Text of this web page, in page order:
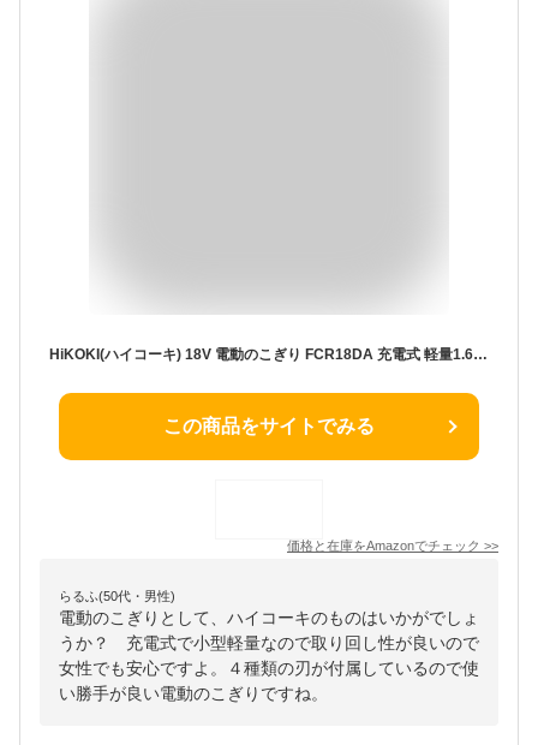
HiKOKI(ハイコーキ) 18V 電動のこぎり FCR18DA 充電式 軽量1.6kg 蓄電池・充電器付 FCR18DA(BG)
この商品をサイトでみる
価格と在庫をAmazonでチェック >>
らるふ(50代・男性)
電動のこぎりとして、ハイコーキのものはいかがでしょ
うか？ 充電式で小型軽量なので取り回し性が良いので
女性でも安心ですよ。４種類の刃が付属しているので使
い勝手が良い電動のこぎりですね。